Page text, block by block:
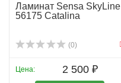
Ламинат Sensa SkyLine
56175 Catalina
(0)
Цена: 2 500 ₽